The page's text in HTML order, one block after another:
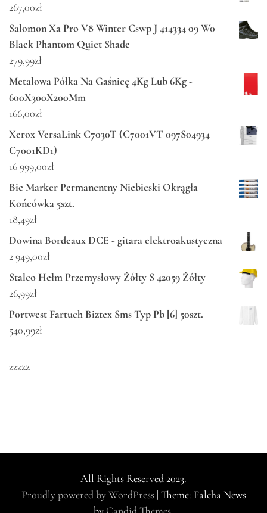
267,00zł
Salomon Xa Pro V8 Winter Cswp J 414334 09 W0
Black Phantom Quiet Shade
279,99zł
Metalowa Półka Na Gaśnicę 4Kg Lub 6Kg -
600X300X200Mm
166,00zł
Xerox VersaLink C7030T (C7001VT 097S04934
C7001KD1)
16 999,00zł
Bic Marker Permanentny Niebieski Okrągła
Końcówka 5szt.
18,49zł
Dowina Bordeaux DCE - gitara elektroakustyczna
2 949,00zł
Stalco Hełm Przemysłowy Żółty S 42059 Żółty
26,99zł
Portwest Fartuch Biztex Sms Typ Pb [6] 50szt.
540,99zł
zzzzz
All Rights Reserved 2023.
Proudly powered by WordPress | Theme: Falcha News